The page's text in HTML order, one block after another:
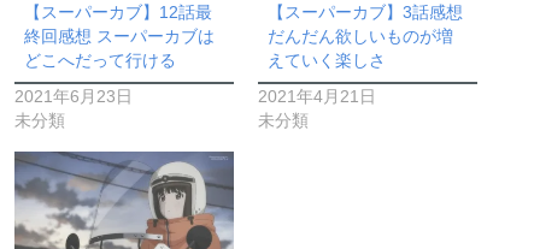
【スーパーカブ】12話最
終回感想 スーパーカブは
どこへだって行ける
2021年6月23日
未分類
【スーパーカブ】3話感想
だんだん欲しいものが増
えていく楽しさ
2021年4月21日
未分類